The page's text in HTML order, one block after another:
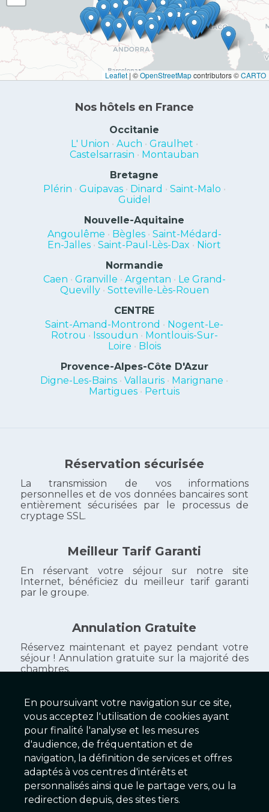
Leaflet | ©OpenStreetMapcontributors ©CARTO
Nos hôtels en France
Occitanie
L' Union • Auch • Graulhet •
Castelsarrasin • Montauban
Bretagne
Plérin • Guipavas• Dinard • Saint-Malo •
Guidel
Nouvelle-Aquitaine
Angoulême • Bègles• Saint-Médard-
En-Jalles •Saint-Paul-Lès-Dax • Niort
Normandie
Caen • Granville • Argentan • Le Grand-
Quevilly• Sotteville-Lès-Rouen
CENTRE
Saint-Amand-Montrond • Nogent-Le-
Rotrou • Issoudun • Montlouis-Sur-
Loire • Blois
Provence-Alpes-Côte D'Azur
Digne-Les-Bains •Vallauris • Marignane •
Martigues • Pertuis
Galaxy Hôtels
279 Établissements
Réservation sécurisée
La transmission de vos informations
personnelles et de vos données bancaires sont
entièrement sécurisées par le processus de
cryptage SSL.
Meilleur Tarif Garanti
En réservant votre séjour sur notre site
Internet, bénéficiez du meilleur tarif garanti
par le groupe.
Annulation Gratuite
Réservez maintenant et payez pendant votre
séjour ! Annulation gratuite sur la majorité des
chambres.
2025 © Galaxy Hôtels Version 2.01 - Serveur EX
En poursuivant votre navigation sur ce site,
vous acceptez l'utilisation de cookies ayant
pour finalité l'analyse et les mesures
d'audience, de fréquentation et de
navigation, la définition de services et offres
adaptés à vos centres d'intérêts et
personnalisés ainsi que le partage vers, ou la
redirection depuis, des sites tiers.